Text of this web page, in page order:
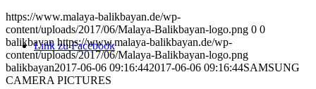
Link zu Facebook
https://www.malaya-balikbayan.de/wp-
content/uploads/2017/06/Malaya-Balikbayan-logo.png 0 0
balikbayan https://www.malaya-balikbayan.de/wp-
content/uploads/2017/06/Malaya-Balikbayan-logo.png
balikbayan2017-06-06 09:16:442017-06-06 09:16:44SAMSUNG
CAMERA PICTURES